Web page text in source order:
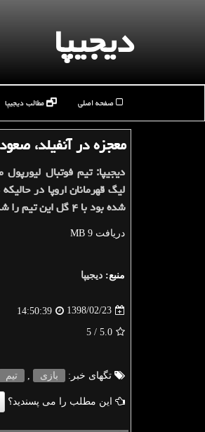
دیجیپا
صفحه اصلی مطالب دیجیپا
معجزه در آنفیلد،
دیجیپا: تیم فوتبال
لیگ قهرمانان اروپا در
شده بود با ۴ گل این تیم را شكست دهد و به فینال صعود كند.
دریافت 9 MB
منبع: دیجیپا
1398/02/23
14:50:39
5.0
/ 5
تگهای خبر: بازی تیم
این مطلب را می پسندید؟